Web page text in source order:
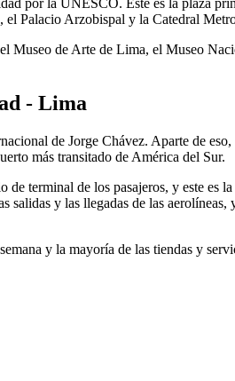
por la UNESCO. Este es la plaza
el Palacio Arzobispal y la Catedral
Museo de Arte de Lima, el Museo
- Lima
de Jorge Chávez. Aparte de
más transitado de América del Sur.
terminal de los pasajeros, y este es
salidas y las llegadas de las
y la mayoría de las tiendas y